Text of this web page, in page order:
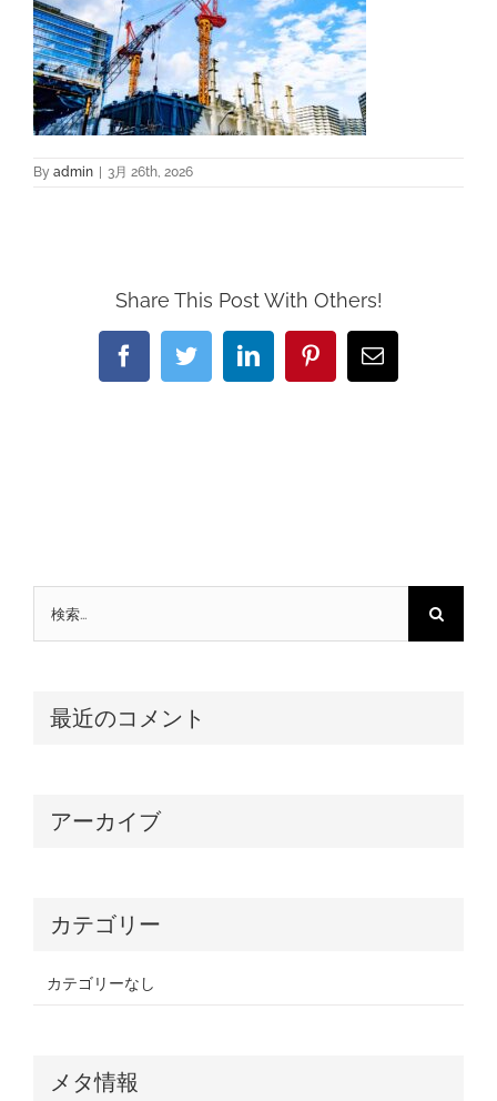
By admin 3月 26th, 2026
Share This Post With Others!
FacebookTwitterLinkedInPinterest
電
子
最近のコメント
アーカイブ
カテゴリー
カテゴリーなし
メタ情報